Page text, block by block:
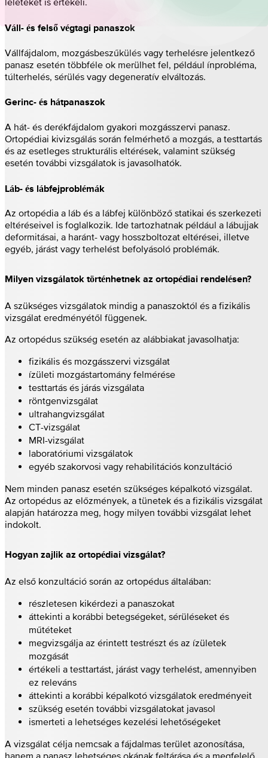
Váll- és felső végtagi panaszok
Vállfájdalom, mozgásbeszűkülés vagy terhelésre jelentkező
panasz esetén többféle ok merülhet fel, például ínprobléma,
túlterhelés, sérülés vagy degeneratív elváltozás.
Gerinc- és hátpanaszok
A hát- és derékfájdalom gyakori mozgásszervi panasz.
Ortopédiai kivizsgálás során felmérhető a mozgás, a testtartás
és az esetleges strukturális eltérések, valamint szükség
esetén további vizsgálatok is javasolhatók.
Láb- és lábfejproblémák
Az ortopédia a láb és a lábfej különböző statikai és szerkezeti
eltéréseivel is foglalkozik. Ide tartozhatnak például a lábujjak
deformitásai, a haránt- vagy hosszboltozat eltérései, illetve
egyéb, járást vagy terhelést befolyásoló problémák.
Milyen vizsgálatok történhetnek az ortopédiai rendelésen?
A szükséges vizsgálatok mindig a panaszoktól és a fizikális
vizsgálat eredményétől függenek.
Az ortopédus szükség esetén az alábbiakat javasolhatja:
fizikális és mozgásszervi vizsgálat
ízületi mozgástartomány felmérése
testtartás és járás vizsgálata
röntgenvizsgálat
ultrahangvizsgálat
CT-vizsgálat
MRI-vizsgálat
laboratóriumi vizsgálatok
egyéb szakorvosi vagy rehabilitációs konzultáció
Nem minden panasz esetén szükséges képalkotó vizsgálat.
Az ortopédus az előzmények, a tünetek és a fizikális vizsgálat
alapján határozza meg, hogy milyen további vizsgálat lehet
indokolt.
Hogyan zajlik az ortopédiai vizsgálat?
Az első konzultáció során az ortopédus általában:
részletesen kikérdezi a panaszokat
áttekinti a korábbi betegségeket, sérüléseket és
műtéteket
megvizsgálja az érintett testrészt és az ízületek
mozgását
értékeli a testtartást, járást vagy terhelést, amennyiben
ez releváns
áttekinti a korábbi képalkotó vizsgálatok eredményeit
szükség esetén további vizsgálatokat javasol
ismerteti a lehetséges kezelési lehetőségeket
A vizsgálat célja nemcsak a fájdalmas terület azonosítása,
hanem a panasz lehetséges okának feltárása és a megfelelő